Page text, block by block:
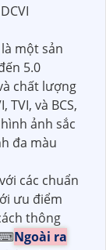
là một sản
5.0
chất lượng
và BCS,
ảnh sắc
đa màu
các chuẩn
ưu điểm
thông
⌨Ngoài ra